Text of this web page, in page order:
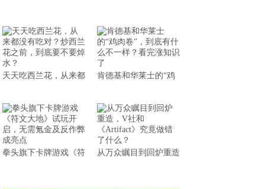
天天吃西兰花，从来都 肯德基和华莱士的“鸡
拳头旗下卡牌游戏《符 从万众瞩目到回炉重造